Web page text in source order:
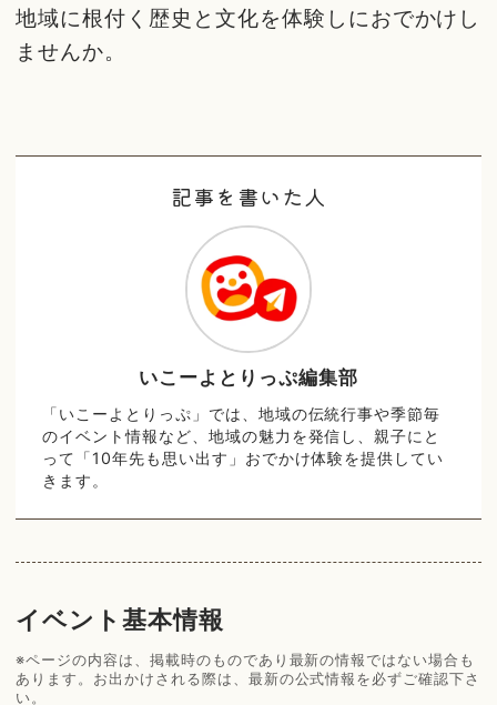
地域に根付く歴史と文化を体験しにおでかけし
ませんか。
記事を書いた人
いこーよとりっぷ編集部
「いこーよとりっぷ」では、地域の伝統行事や季節毎
のイベント情報など、地域の魅力を発信し、親子にと
って「10年先も思い出す」おでかけ体験を提供してい
きます。
イベント基本情報
※ページの内容は、掲載時のものであり最新の情報ではない場合も
あります。お出かけされる際は、最新の公式情報を必ずご確認下さ
い。